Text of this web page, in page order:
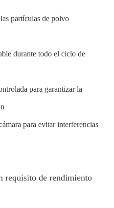
partículas de polvo
durante todo el ciclo de
para garantizar la
para evitar interferencias
requisito de rendimiento